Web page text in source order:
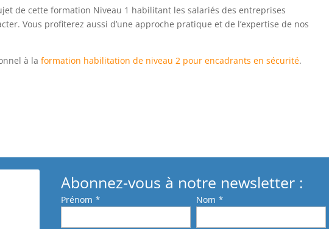
de cette formation Niveau 1 habilitant les salariés des entreprises
Vous profiterez aussi d’une approche pratique et de l’expertise de nos
à laformation habilitation de niveau 2 pour encadrants en sécurité.
Abonnez-vous à notre newsletter :
Prénom * Nom *